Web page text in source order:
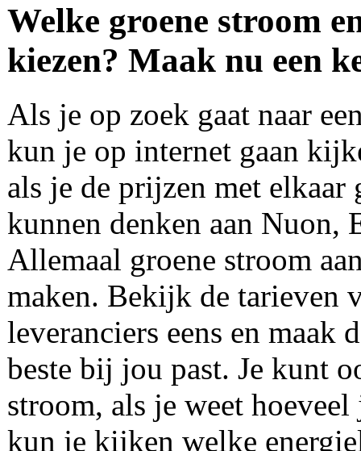
Welke groene stroom
kiezen? Maak nu een
Als je op zoek gaat naar
kun je op internet gaan
als je de prijzen met elkaar
kunnen denken aan Nuon,
Allemaal groene stroom
maken. Bekijk de tarieven
leveranciers eens en maak
beste bij jou past. Je kunt
stroom, als je weet
kun je kijken welke